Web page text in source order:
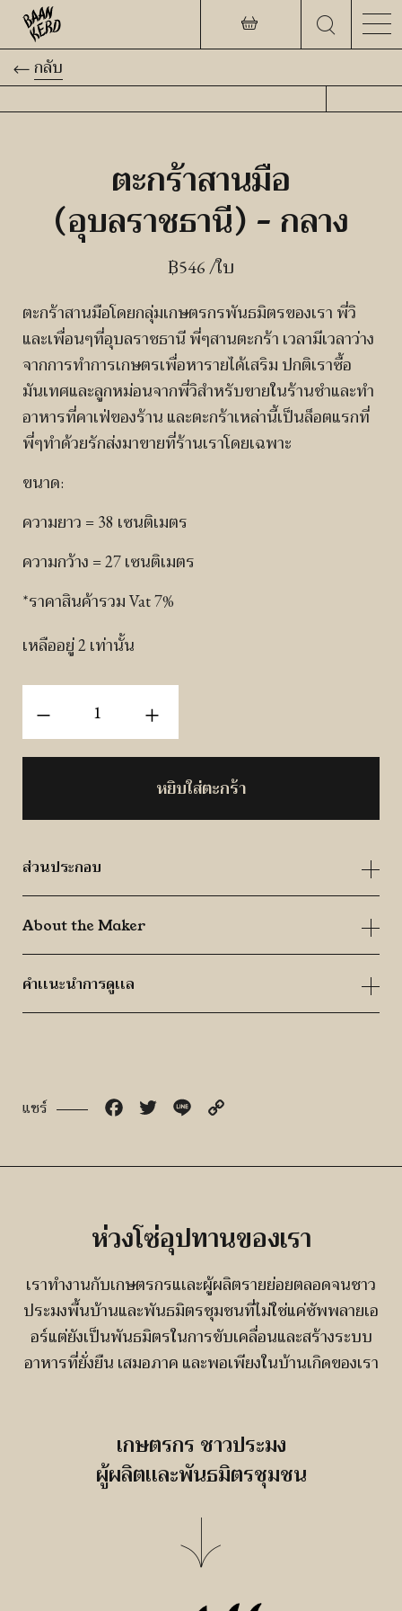
กลับ
ตะกร้าสานมือ
(อุบลราชธานี) – กลาง
฿546 /ใบ
ตะกร้าสานมือโดยกลุ่มเกษตรกรพันธมิตรของเรา พี่วิ
และเพื่อนๆที่อุบลราชธานี พี่ๆสานตะกร้า เวลามีเวลาว่าง
จากการทำการเกษตรเพื่อหารายได้เสริม ปกติเราซื้อ
มันเทศและลูกหม่อนจากพี่วิสำหรับขายในร้านชำและทำ
อาหารที่คาเฟ่ของร้าน และตะกร้าเหล่านี้เป็นล็อตแรกที่
พี่ๆทำด้วยรักส่งมาขายที่ร้านเราโดยเฉพาะ
ขนาด:
ความยาว = 38 เซนติเมตร
ความกว้าง = 27 เซนติเมตร
*ราคาสินค้ารวม Vat 7%
เหลืออยู่ 2 เท่านั้น
ตะกร้า
-
ชิ้น
หยิบใส่ตะกร้า
ส่วนประกอบ
About the Maker
คำเเนะนำการดูเเล
แชร์ FacebookTwitter Line
ห่วงโซ่อุปทานของเรา
เราทำงานกับเกษตรกรแเละผู้ผลิตรายย่อยตลอดจนชาว
ประมงพื้นบ้านและพันธมิตรชุมชนที่ไม่ใช่แค่ซัพพลายเอ
อร์แต่ยังเป็นพันธมิตรในการขับเคลื่อนและสร้างระบบ
อาหารที่ยั่งยืน เสมอภาค และพอเพียงในบ้านเกิดของเรา
เกษตรกร ชาวประมง
ผู้ผลิตเเละพันธมิตรชุมชน